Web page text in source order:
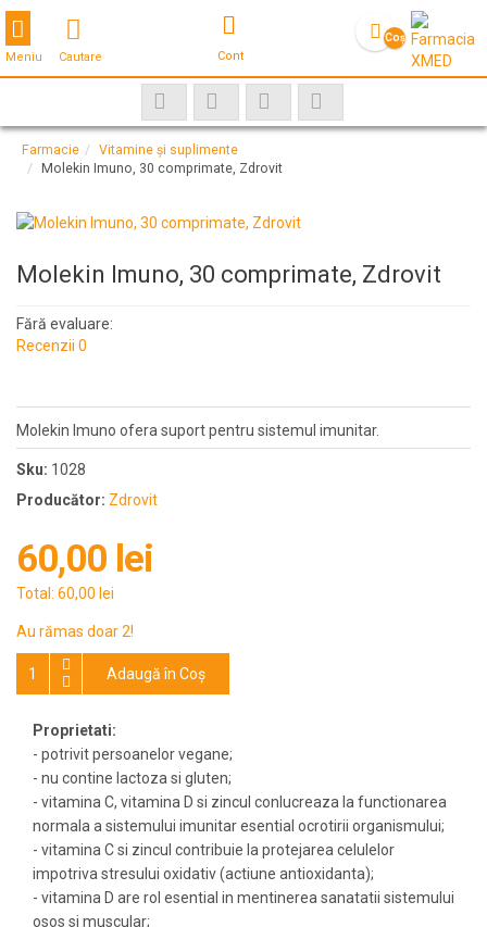
Cautare Cont
Coş
Toggle navigation
Meniu
Farmacie
Vitamine și suplimente
Molekin Imuno, 30 comprimate, Zdrovit
Molekin Imuno, 30 comprimate, Zdrovit
Fără evaluare:
Recenzii 0
Molekin Imuno ofera suport pentru sistemul imunitar.
Sku: 1028
Producător: Zdrovit
60,00 lei
Total: 60,00 lei
Au rămas doar 2!
Adaugă în Coş
Proprietati:
- potrivit persoanelor vegane;
- nu contine lactoza si gluten;
- vitamina C, vitamina D si zincul conlucreaza la functionarea
normala a sistemului imunitar esential ocrotirii organismului;
- vitamina C si zincul contribuie la protejarea celulelor
impotriva stresului oxidativ (actiune antioxidanta);
- vitamina D are rol esential in mentinerea sanatatii sistemului
osos si muscular;